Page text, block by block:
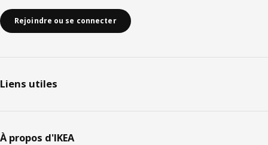
Rejoindre ou se connecter
Liens utiles
À propos d'IKEA